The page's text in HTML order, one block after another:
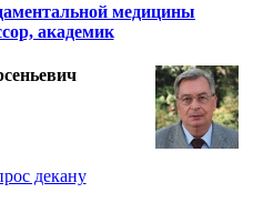
медицины
академик
декану